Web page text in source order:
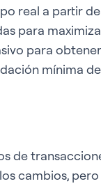
real a partir
para
para
mínima
de
cambios,